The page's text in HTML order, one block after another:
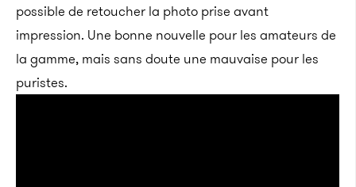
possible de retoucher la photo prise avant
impression. Une bonne nouvelle pour les amateurs de
la gamme, mais sans doute une mauvaise pour les
puristes.